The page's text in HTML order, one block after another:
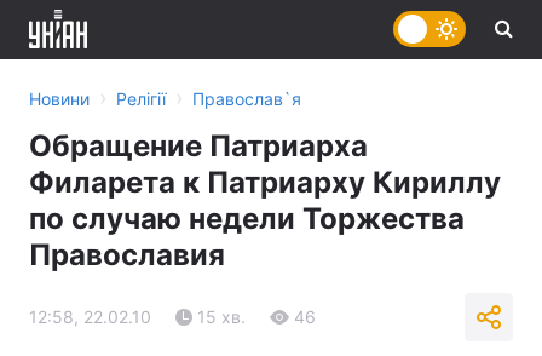
Новини › Релігії › Православ`я
Обращение Патриарха
Филарета к Патриарху Кириллу
по случаю недели Торжества
Православия
12:58, 22.02.10 15 хв. 46